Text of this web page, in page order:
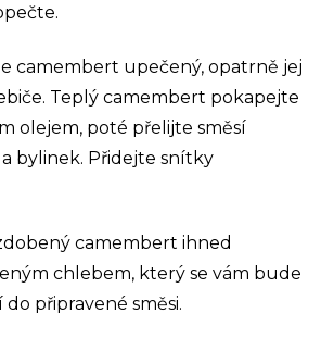
camembert upečený, opatrně jej
Teplý camembert pokapejte
olejem, poté přelijte směsí
bylinek. Přidejte snítky
camembert ihned
chlebem, který se vám bude
připravené směsi.